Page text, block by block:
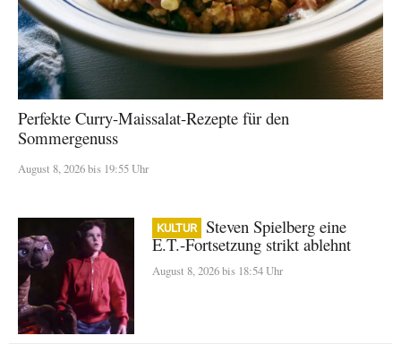
Perfekte Curry-Maissalat-Rezepte für den
Sommergenuss
August 8, 2026 bis 19:55 Uhr
KULTUR
Warum Steven Spielberg eine
E.T.-Fortsetzung strikt ablehnt
August 8, 2026 bis 18:54 Uhr